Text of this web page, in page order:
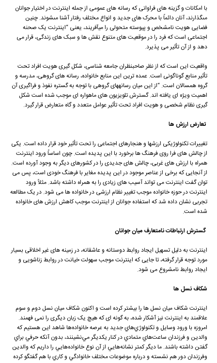
با امکانات و گزینه ‏هاى فراوانى که رسانه‏ هاى عمومى از جمله اینترنت در اختیار جوانان
مى‏گذارند، آنان دائماً با محرک‏ هاى جدید و انواع مختلف رفتار آشنا مى‏شوند. چنین
فضایى هویت نامشخص و پیوسته متحولى را میآفریند، یعنی “اینترنت یک صحنه
اجتماعی است که فرد را در موقعیت های متنوع نقش ها و سبک های زندگی، قرار می
دهد و از آن تأثیر می پذیرد.
واقعیت این است که از نظر صاحبنظران جامعه شناسی، شکل گیری هویت افراد تحت
تأثیر منابع گوناگونی است. عمده ترین این منابع خانواده، رسانه های گروهی، مدرسه و
گروه همسالان است. “از این میان رسانههای گروهی با توجه به گستره نفوذ و فراگیری آن
اهمیت ویژه ای یافته اند. گسترش تلویزیون های ماهواره ای موجب شده است شکل
گیری نظام شخصی و هویت افراد تحت تأثیر عوامل متعدد و گاه متعارض قرار گیرد.
تعارض ارزش ها
تغییرات تکنولوژیکی ارزشها و هنجارهای اجتماعی را تحت تأثیر خود قرار داده است. یکی
از چالش های فرا روی فرهنگ ها برخورد با این پدیده است. چون اساساً ورود اینترنت
همراه با ارزش های غربی، چالش های جدیدی را در کشورهای دیگر به وجود آورده است.
از آنجایی که برخی از عناصر موجود در این پدیده مغایر با فرهنگ خودی است، پس می
توان گفت اینترنت می تواند آسیب های زیادی را به همراه داشته باشد. مثلاً ورود
اینترنت در حوزه خانواده موجب تغییر نظام ارزشی در خانواده ها می شود. در یک مطالعه
تجربی نشان داده شد که استفاده جوانان از اینترنت موجب کاهش ارزش های خانواده
شده است.
گسترش ارتباطات نامتعارف میان جوانان
اینترنت به دلیل تسهیل ایجاد روابط دوستانه و عاشقانه، در زمینه های غیر اخلاقی بسیار
مورد توجه قرار گرفته، تا جایی که اینترنت موجب سهولت خیانت در روابط زناشویی و
ایجاد روابط نامشروع می شود.
شکاف نسل ها
اینترنت شکاف میان نسل ها را بیشتر کرده است و اکنون شکاف میان نسل دوم و سوم
علاقمند به اینترنت نیز آشکار شده، به گونه ای که هیچ یک زبان دیگری را نمی فهمند.
امروزه با ورود وسايل و تکنولوژي‌هاي جديد به عرصه خانواده‌ها شاهد اين هستيم که
والدين و فرزندان ساعت‌هاي متمادي در کنار يکديگر مي‌نشينند، بدون آنکه حرفي براي
گفتن داشته باشند. ما ديگر کمتر نشانه‌هايي از آن نوع خانواده‌هايي را داريم که والدين
وفرزندان دور هم نشسته و درباره موضوعات مختلف خانوادگي و کاري با هم گفتگو کرده